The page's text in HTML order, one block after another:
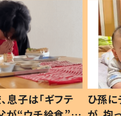
息子は「ギフテ
ひ孫